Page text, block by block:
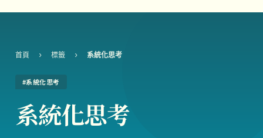
首頁 › 標籤 › 系統化思考
#系統化思考
系統化思考